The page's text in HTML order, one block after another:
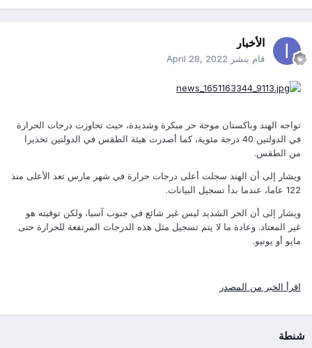
الأخبار
قام بنشر April 28, 2022
تواجه الهند وباكستان موجة حر مبكرة وشديدة، حيث تجاوزت درجات الحرارة
في الدولتين 40 درجة مئوية، كما أصدرت هيئة الطقس في الدولتين تحذيرا
من الطقس.
ويشار إلى أن الهند سجلت أعلى درجات حرارة في شهر مارس تعد الأعلى منذ
122 عاما، عندما بدأ تسجيل البيانات.
ويشار إلى أن الحر الشديد ليس غير شائع في جنوب آسيا، ولكن توقيته هو
غير المعتاد. وعادة ما لا يتم تسجيل مثل هذه الدرجات المرتفعة للحرارة حتى
مايو أو يونيو.
اقرأ الخبر من المصدر
شنطة